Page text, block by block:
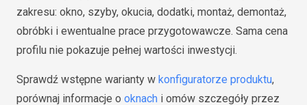
zakresu: okno, szyby, okucia, dodatki, montaż, demontaż,
obróbki i ewentualne prace przygotowawcze. Sama cena
profilu nie pokazuje pełnej wartości inwestycji.
Sprawdź wstępne warianty w konfiguratorze produktu,
porównaj informacje o oknach i omów szczegóły przez